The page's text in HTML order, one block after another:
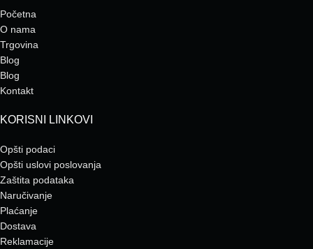
Početna
O nama
Trgovina
Blog
Blog
Kontakt
KORISNI LINKOVI
Opšti podaci
Opšti uslovi poslovanja
Zaštita podataka
Naručivanje
Plaćanje
Dostava
Reklamacije